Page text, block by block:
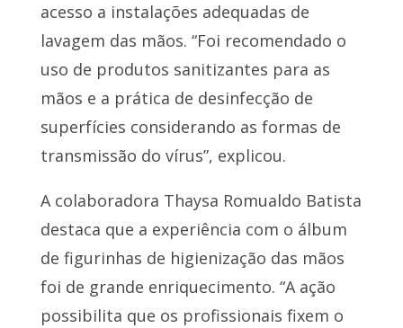
acesso a instalações adequadas de
lavagem das mãos. “Foi recomendado o
uso de produtos sanitizantes para as
mãos e a prática de desinfecção de
superfícies considerando as formas de
transmissão do vírus”, explicou.
A colaboradora Thaysa Romualdo Batista
destaca que a experiência com o álbum
de figurinhas de higienização das mãos
foi de grande enriquecimento. “A ação
possibilita que os profissionais fixem o